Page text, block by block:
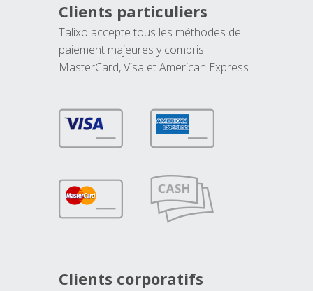
Clients particuliers
Talixo accepte tous les méthodes de
paiement majeures y compris
MasterCard, Visa et American Express.
Clients corporatifs